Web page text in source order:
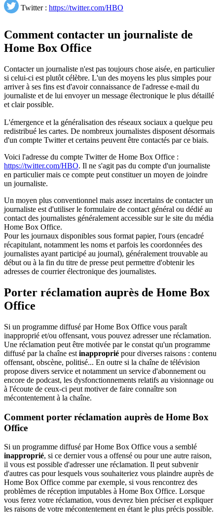
Twitter : https://twitter.com/HBO
Comment contacter un journaliste de
Home Box Office
Contacter un journaliste n'est pas toujours chose aisée, en particulier
si celui-ci est plutôt célèbre. L'un des moyens les plus simples pour
arriver à ses fins est d'avoir connaissance de l'adresse e-mail du
journaliste et de lui envoyer un message électronique le plus détaillé
et clair possible.
L'émergence et la généralisation des réseaux sociaux a quelque peu
redistribué les cartes. De nombreux journalistes disposent désormais
d'un compte Twitter et certains peuvent être contactés par ce biais.
Voici l'adresse du compte Twitter de Home Box Office :
https://twitter.com/HBO. Il ne s'agit pas du compte d'un journaliste
en particulier mais ce compte peut constituer un moyen de joindre
un journaliste.
Un moyen plus conventionnel mais assez incertains de contacter un
journaliste est d'utiliser le formulaire de contact général ou dédié au
contact des journalistes généralement accessible sur le site du média
Home Box Office.
Pour les journaux disponibles sous format papier, l'ours (encadré
récapitulant, notamment les noms et parfois les coordonnées des
journalistes ayant participé au journal), généralement trouvable au
début ou à la fin du titre de presse peut permettre d'obtenir les
adresses de courrier électronique des journalistes.
Porter réclamation auprès de Home Box
Office
Si un programme diffusé par Home Box Office vous paraît
inapproprié et/ou offensant, vous pouvez adresser une réclamation.
Une réclamation peut être motivée par le constat qu'un programme
diffusé par la chaîne est inapproprié pour diverses raisons : contenu
offensant, obscène, politisé... En outre si la chaîne de télévision
propose divers service et notamment un service d'abonnement ou
encore de podcast, les dysfonctionnements relatifs au visionnage ou
à l'écoute de ceux-ci peut motiver de faire connaître son
mécontentement à la chaîne.
Comment porter réclamation auprès de Home Box
Office
Si un programme diffusé par Home Box Office vous a semblé
inapproprié, si ce dernier vous a offensé ou pour une autre raison,
il vous est possible d'adresser une réclamation. Il peut subvenir
d'autres cas pour lesquels vous souhaiteriez vous plaindre auprès de
Home Box Office comme par exemple, si vous rencontrez des
problèmes de réception imputables à Home Box Office. Lorsque
vous ferez votre réclamation, vous devrez bien préciser et expliquer
les raisons de votre mécontentement en étant le plus précis possible.